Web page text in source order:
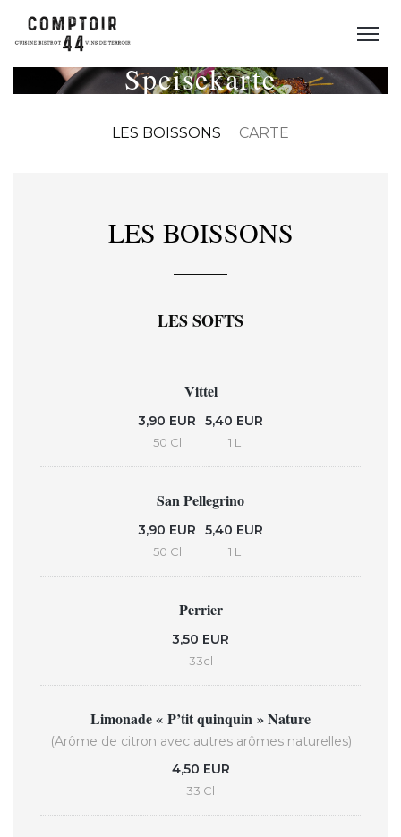
Speisekarte
LES BOISSONS CARTE
LES BOISSONS
LES SOFTS
Vittel
3,90 EUR
50 Cl
5,40 EUR
1 L
San Pellegrino
3,90 EUR
50 Cl
5,40 EUR
1 L
Perrier
3,50 EUR
33cl
Limonade « P’tit quinquin » Nature
(Arôme de citron avec autres arômes naturelles)
4,50 EUR
33 Cl